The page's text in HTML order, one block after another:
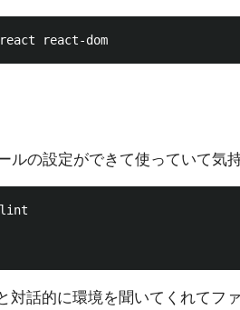
ルの設定ができて使っていて気
対話的に環境を聞いてくれてフ